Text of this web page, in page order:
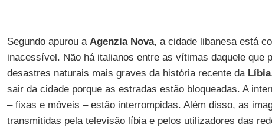
Segundo apurou a Agenzia Nova, a cidade libanesa está
inacessível. Não há italianos entre as vítimas daquele que
desastres naturais mais graves da história recente da Líbia
sair da cidade porque as estradas estão bloqueadas. A
– fixas e móveis – estão interrompidas. Além disso, as
transmitidas pela televisão líbia e pelos utilizadores das